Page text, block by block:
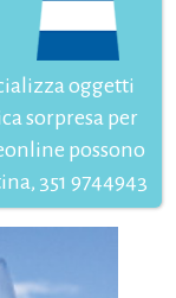
oggetti
sorpresa per
possono
351 9744943